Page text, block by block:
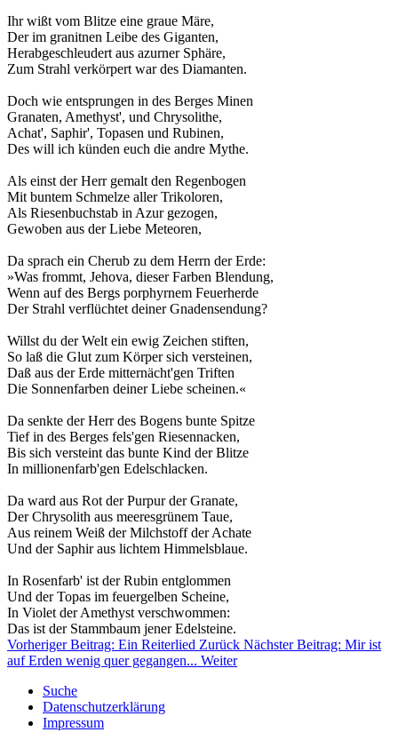
Ihr wißt vom Blitze eine graue Märe,
Der im granitnen Leibe des Giganten,
Herabgeschleudert aus azurner Sphäre,
Zum Strahl verkörpert war des Diamanten.
Doch wie entsprungen in des Berges Minen
Granaten, Amethyst', und Chrysolithe,
Achat', Saphir', Topasen und Rubinen,
Des will ich künden euch die andre Mythe.
Als einst der Herr gemalt den Regenbogen
Mit buntem Schmelze aller Trikoloren,
Als Riesenbuchstab in Azur gezogen,
Gewoben aus der Liebe Meteoren,
Da sprach ein Cherub zu dem Herrn der Erde:
»Was frommt, Jehova, dieser Farben Blendung,
Wenn auf des Bergs porphyrnem Feuerherde
Der Strahl verflüchtet deiner Gnadensendung?
Willst du der Welt ein ewig Zeichen stiften,
So laß die Glut zum Körper sich versteinen,
Daß aus der Erde mitternächt'gen Triften
Die Sonnenfarben deiner Liebe scheinen.«
Da senkte der Herr des Bogens bunte Spitze
Tief in des Berges fels'gen Riesennacken,
Bis sich versteint das bunte Kind der Blitze
In millionenfarb'gen Edelschlacken.
Da ward aus Rot der Purpur der Granate,
Der Chrysolith aus meeresgrünem Taue,
Aus reinem Weiß der Milchstoff der Achate
Und der Saphir aus lichtem Himmelsblaue.
In Rosenfarb' ist der Rubin entglommen
Und der Topas im feuergelben Scheine,
In Violet der Amethyst verschwommen:
Das ist der Stammbaum jener Edelsteine.
Vorheriger Beitrag: Ein Reiterlied Zurück Nächster Beitrag: Mir ist
auf Erden wenig quer gegangen... Weiter
Suche
Datenschutzerklärung
Impressum